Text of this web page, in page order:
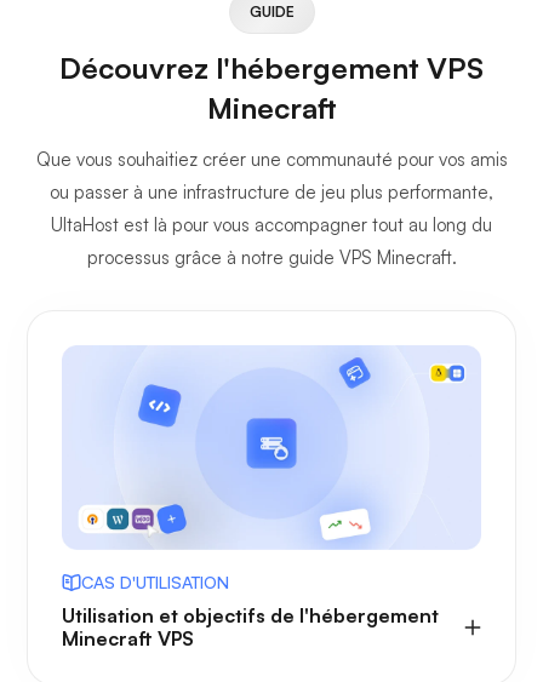
GUIDE
Découvrez l'hébergement VPS
Minecraft
Que vous souhaitiez créer une communauté pour vos amis
ou passer à une infrastructure de jeu plus performante,
UltaHost est là pour vous accompagner tout au long du
processus grâce à notre guide VPS Minecraft.
CAS D'UTILISATION
Utilisation et objectifs de l'hébergement
Minecraft VPS